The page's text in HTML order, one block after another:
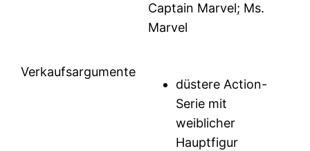
Captain Marvel; Ms.
Marvel
Verkaufsargumente
düstere Action-
Serie mit
weiblicher
Hauptfigur